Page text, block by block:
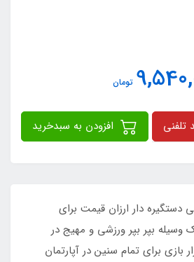
تومان
تلفنی
دستگیره دار ارزان قیمت برای
وسیله بپر بپر ورزشی و مهیج در
بازی برای تمام سنین در آپارتمان